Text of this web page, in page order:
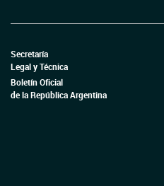
Secretaría
Legal y Técnica
Boletín Oficial
de la República Argentina